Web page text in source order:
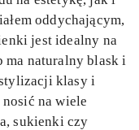
oddychającym,
jest idealny na
ma naturalny blask i
klasy i
na wiele
sukienki czy